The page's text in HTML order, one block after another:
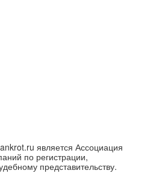
является Ассоциация
по регистрации,
представительству.